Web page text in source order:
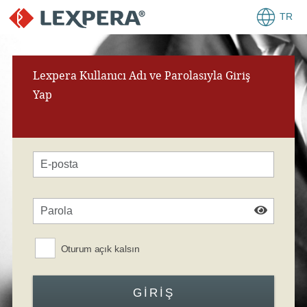
TR
Lexpera Kullanıcı Adı ve Parolasıyla Giriş
Yap
Oturum açık kalsın
GIRIŞ